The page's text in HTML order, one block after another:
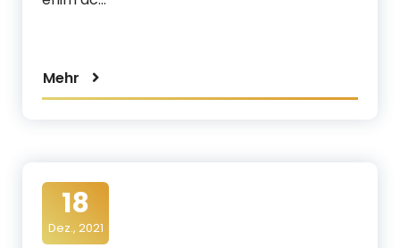
Mehr
18
Dez., 2021